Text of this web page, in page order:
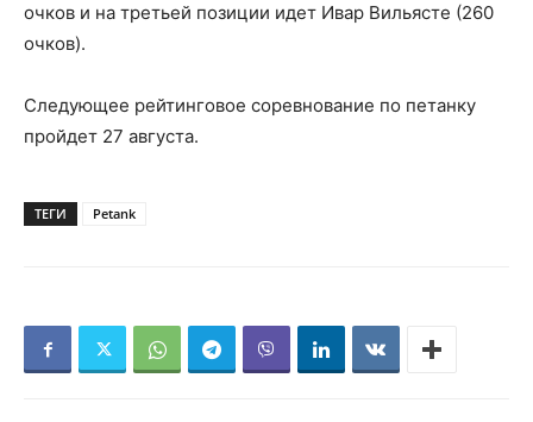
очков и на третьей позиции идет Ивар Вильясте (260
очков).
Следующее рейтинговое соревнование по петанку
пройдет 27 августа.
ТЕГИ Petank